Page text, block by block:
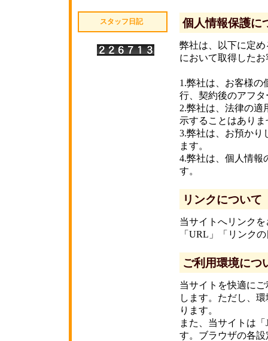
スタッフ日記 個人情報保護に
弊社は、以下に定
において取得した
1.弊社は、お客様の
行、契約後のアフ
2.弊社は、法律の適
示することはありま
3.弊社は、お預かり
ます。
4.弊社は、個人情報
す。
リンクについて
当サイトへリンク
「URL」「リンク
ご利用環境につ
当サイトを快適に
します。ただし、
ります。
また、当サイトは
す。ブラウザの各